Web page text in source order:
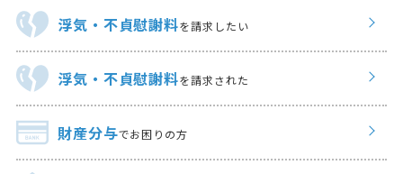
浮気・不貞慰謝料を請求したい
浮気・不貞慰謝料を請求された
財産分与でお困りの方